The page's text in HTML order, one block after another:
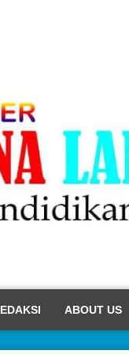
ABOUT US